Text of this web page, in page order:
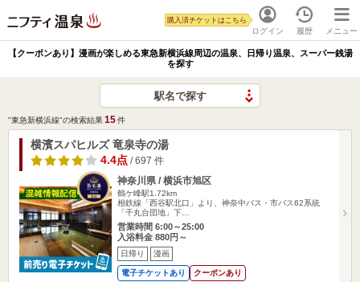
ログイン
購入済チケットはこちら
履歴 メニュー
【クーポンあり】漫画が楽しめる東急新横浜線周辺の温泉、日帰り温泉、スーパー銭湯
を探す
駅名で探す
"東急新横浜線"の検索結果15件
横濱スパヒルズ 竜泉寺の湯
4.4点 / 697 件
神奈川県 / 横浜市旭区
鶴ケ峰駅1.72km
相鉄線「西谷駅北口」より、神奈中バス・市バス62系統
「千丸台団地」下…
営業時間 6:00～25:00
入浴料金 880円～
日帰り 漫画
電子チケットあり クーポンあり